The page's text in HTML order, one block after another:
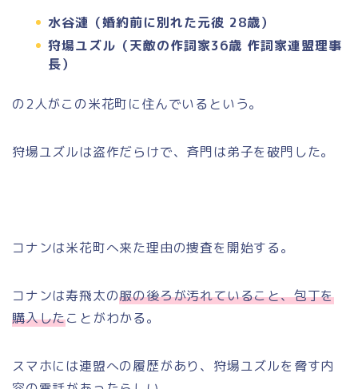
水谷漣（婚約前に別れた元彼 28歳）
狩場ユズル（天敵の作詞家36歳 作詞家連盟理事
長）
の2人がこの米花町に住んでいるという。
狩場ユズルは盗作だらけで、斉門は弟子を破門した。
コナンは米花町へ来た理由の捜査を開始する。
コナンは寿飛太の服の後ろが汚れていること、包丁を
購入したことがわかる。
スマホには連盟への履歴があり、狩場ユズルを脅す内